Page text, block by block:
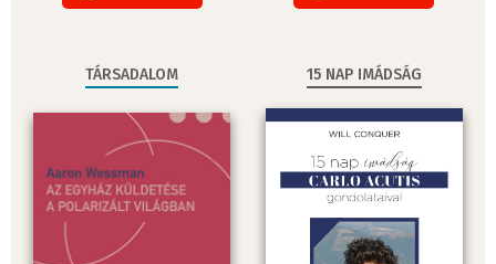
TÁRSADALOM 15 NAP IMÁDSÁG